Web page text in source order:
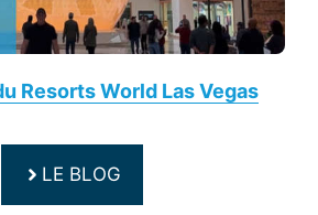
Resorts World Las Vegas
LE BLOG